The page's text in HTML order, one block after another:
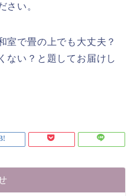
さい。
室で畳の上でも大丈夫？
ない？と題してお届けし